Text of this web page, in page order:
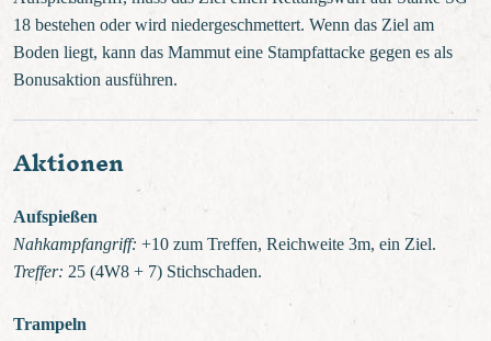
18 bestehen oder wird niedergeschmettert. Wenn das Ziel am
Boden liegt, kann das Mammut eine Stampfattacke gegen es als
Bonusaktion ausführen.
Aktionen
Aufspießen
Nahkampfangriff: +10 zum Treffen, Reichweite 3m, ein Ziel.
Treffer: 25 (4W8 + 7) Stichschaden.
Trampeln